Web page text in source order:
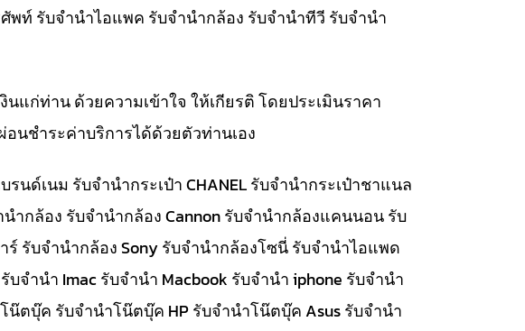
พท์ รับจำนำไอแพค รับจำนำกล้อง รับจำนำทีวี รับจำนำ
แก่ท่าน ด้วยความเข้าใจ ให้เกียรติ โดยประเมินราคา
นชำระค่าบริการได้ด้วยตัวท่านเอง
ด์เนม รับจำนำกระเป๋า CHANEL รับจำนำกระเป๋าชาแนล
นำกล้อง รับจำนำกล้อง Cannon รับจำนำกล้องแคนนอน รับ
รับจำนำกล้อง Sony รับจำนำกล้องโซนี่ รับจำนำไอแพด
จำนำ Imac รับจำนำ Macbook รับจำนำ iphone รับจำนำ
ตบุ๊ค รับจำนำโน๊ตบุ๊ค HP รับจำนำโน๊ตบุ๊ค Asus รับจำนำ